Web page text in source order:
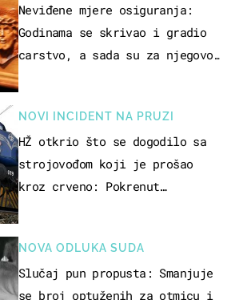
Neviđene mjere osiguranja:
Godinama se skrivao i gradio
carstvo, a sada su za njegovo
NOVI INCIDENT NA PRUZI
HŽ otkrio što se dogodilo sa
strojovođom koji je prošao
kroz crveno: Pokrenut
NOVA ODLUKA SUDA
Slučaj pun propusta: Smanjuje
se broj optuženih za otmicu i